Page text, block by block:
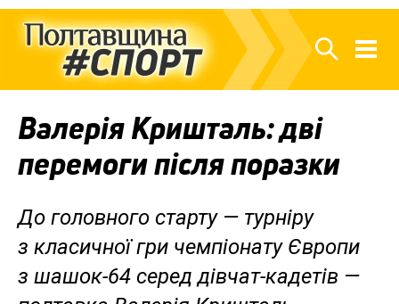
Валерія Кришталь: дві
перемоги після поразки
До головного старту — турніру
з класичної гри чемпіонату Європи
з шашок-64 серед дівчат-кадетів —